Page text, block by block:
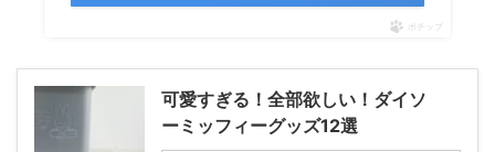
ポチップ
可愛すぎる！全部欲しい！ダイソ
ーミッフィーグッズ12選